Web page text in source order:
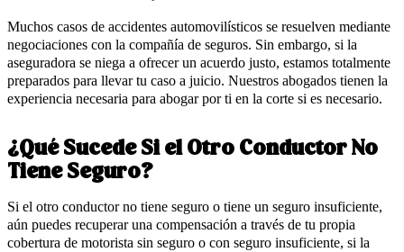
Muchos casos de accidentes automovilísticos se resuelven mediante
negociaciones con la compañía de seguros. Sin embargo, si la
aseguradora se niega a ofrecer un acuerdo justo, estamos totalmente
preparados para llevar tu caso a juicio. Nuestros abogados tienen la
experiencia necesaria para abogar por ti en la corte si es necesario.
¿Qué Sucede Si el Otro Conductor No
Tiene Seguro?
Si el otro conductor no tiene seguro o tiene un seguro insuficiente,
aún puedes recuperar una compensación a través de tu propia
cobertura de motorista sin seguro o con seguro insuficiente, si la